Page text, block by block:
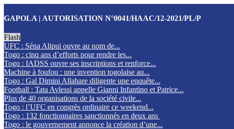
GAPOLA | AUTORISATION N°0041/HAAC/12-2021/PL/P
Flash
UFC : Séna Alipui ouvre au nom de...
Togo : cinq ans d’efforts pour rendre les...
Togo : IADSS ouvre ses inscriptions et renforce...
Machine à foufou : une invention togolaise au...
Togo : Gal Dimini Allahare diligente une enquête...
Football : Tata Avlessi appelle Gianni Infantino et Patrice...
Plus de 40 organisations de la société civile...
Togo : l’UFC en congrès ordinaire ce weekend...
Togo : 132 fonctionnaires sanctionnés en deux ans
Togo : le gouvernement annonce la création d’une...